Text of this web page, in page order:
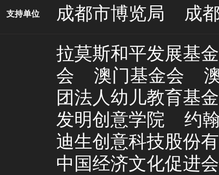
支持单位 成都市博览局 成
拉莫斯和平发展基
会
澳门基金会
团法人幼儿教育基
发明创意学院
约
迪生创意科技股份
中国经济文化促进会